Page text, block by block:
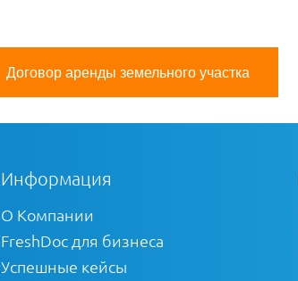
Договор аренды земельного участка
Информация
О Компании
FreshDoc для бизнеса
Успешные кейсы